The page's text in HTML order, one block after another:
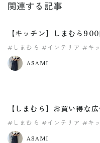
関連する記事
【キッチン】しまむら
#しまむら #インテリア #キ
#モノトーン
ASAMI
【しまむら】お買い得な
#しまむら #インテリア #キ
#モノトーン
ASAMI